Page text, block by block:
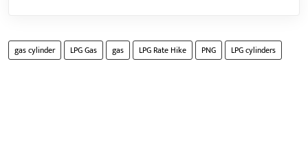
gas cylinder LPG Gas gas LPG Rate Hike PNG LPG cylinders